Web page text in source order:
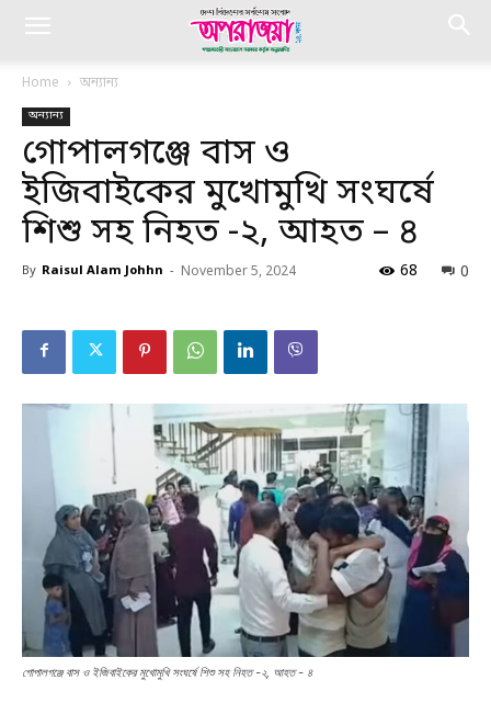
Home অন্যান্য
অন্যান্য
গোপালগঞ্জে বাস ও
ইজিবাইকের মুখোমুখি সংঘর্ষে
শিশু সহ নিহত -২, আহত – ৪
By Raisul Alam Johhn - November 5, 2024 0
68
গোপালগঞ্জে বাস ও ইজিবাইকের মুখোমুখি সংঘর্ষে শিশু সহ নিহত -২, আহত - ৪